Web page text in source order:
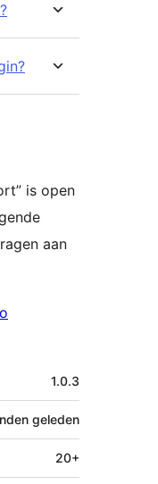
is open
aan
1.0.3
geleden
20+